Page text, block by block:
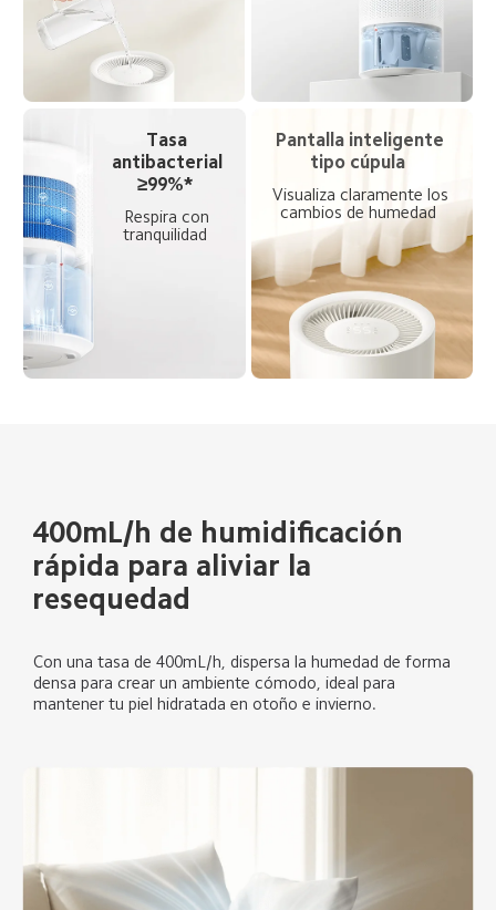
Tasa
antibacterial
≥99%*
Respira con
tranquilidad
Pantalla inteligente
tipo cúpula
Visualiza claramente los
cambios de humedad
400mL/h de humidificación
rápida para aliviar la
resequedad
Con una tasa de 400mL/h, dispersa la humedad de forma
densa para crear un ambiente cómodo, ideal para
mantener tu piel hidratada en otoño e invierno.